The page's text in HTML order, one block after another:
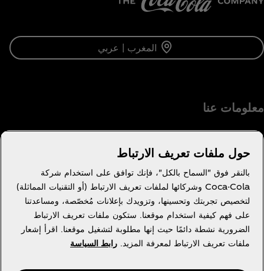
المغرب | عربي
معلومات عنا
تحتاج مساعدة؟
قانوني
حول ملفات تعريف الارتباط
بالنقر فوق "السماح بالكل"، فإنك توافق على استخدام شركة
Coca-Cola وشركائها لملفات تعريف الارتباط (أو التقنيات المماثلة)
لتخصيص تجربتك وتحسينها، وتزويدك بإعلانات مُخصّصة، ومساعدتنا
على فهم كيفية استخدام موقعنا. ستكون ملفات تعريف الارتباط
الضرورية نشطة دائمًا حيث إنها مطلوبة لتشغيل موقعنا. اقرأ إشعار
ملفات تعريف الارتباط لمعرفة المزيد. رابط السياسة